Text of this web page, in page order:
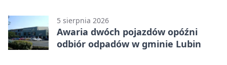
5 sierpnia 2026
Awaria dwóch pojazdów opóźni
odbiór odpadów w gminie Lubin